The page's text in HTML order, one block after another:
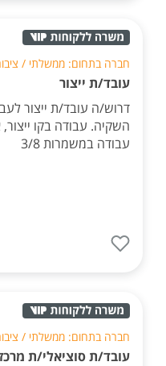
חברה בתחום: ממשלתי /
עובד/ת ייצור
דרוש/ה עובד/ת ייצור
השקיה. עבודה בקו ייצור,
עבודה במשמרות 3/8
חברה בתחום: ממשלתי /
עובד/ת סוציאלי/ת